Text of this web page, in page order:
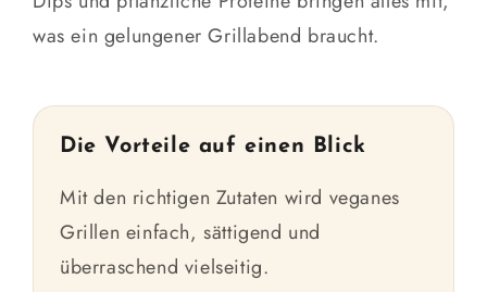
was ein gelungener Grillabend braucht.
Die Vorteile auf einen Blick
Mit den richtigen Zutaten wird veganes
Grillen einfach, sättigend und
überraschend vielseitig.